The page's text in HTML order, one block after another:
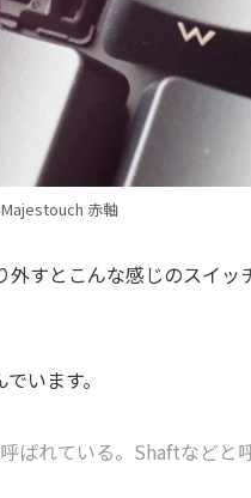
Majestouch 赤軸
すとこんな感じのスイッ
います。
ばれている。Shaftなどと